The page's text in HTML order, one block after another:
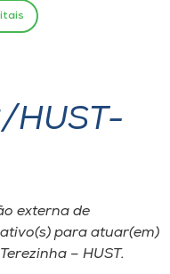
HUST-
externa de
para atuar(em)
– HUST.